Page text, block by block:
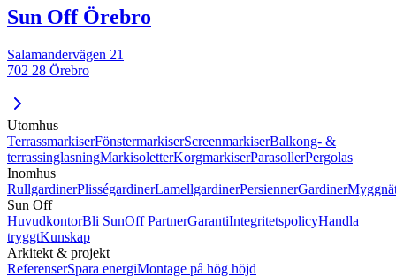
Sun Off Örebro
Salamandervägen 21
702 28 Örebro
Utomhus
TerrassmarkiserFönstermarkiserScreenmarkiserBalkong- &
terrassinglasningMarkisoletterKorgmarkiserParasollerPergolas
Inomhus
RullgardinerPlisségardinerLamellgardinerPersiennerGardiner
Sun Off
HuvudkontorBli SunOff PartnerGarantiIntegritetspolicyHandla
tryggtKunskap
Arkitekt & projekt
ReferenserSpara energiMontage på hög höjd